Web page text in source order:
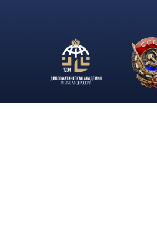
вручение студенческих билетов
бакалавриата Дипломатической
стенах Министерства иностранных